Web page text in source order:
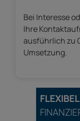
Bei Interesse
Ihre
ausführlich zu
Umsetzung.
FLEXIBEL